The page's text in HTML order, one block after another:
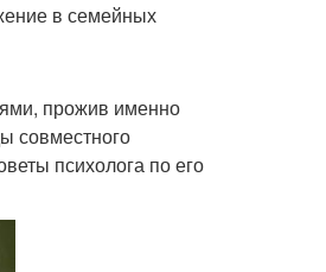
в семейных
прожив именно
совместного
психолога по его